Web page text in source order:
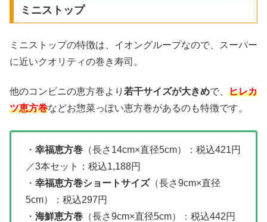
ミニストップ
ミニストップの特徴は、イオングループなので、スーパー
に近いクオリティの巻き寿司。
他のコンビニの恵方巻より 若干サイズが大きめで、 ヒレカ
ツ恵方巻などお惣菜っぽい恵方巻があるのも特徴です。
・ 幸福恵方巻 （長さ14cm×直径5cm）：税込421円
／3本セット：税込1,188円
・ 幸福恵方巻ショートサイズ（長さ9cm×直径
5cm）：税込297円
・ 海鮮恵方巻 （長さ9cm×直径5cm）：税込442円